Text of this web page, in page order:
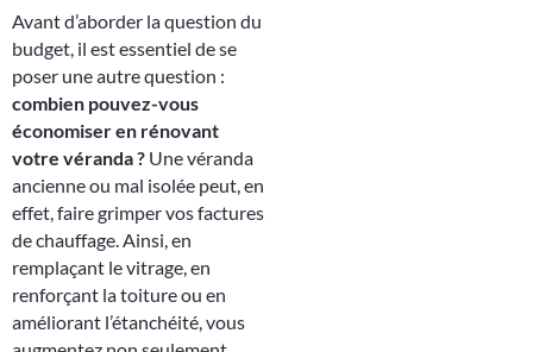
Avant d’aborder la question du
budget, il est essentiel de se
poser une autre question :
combien pouvez-vous
économiser en rénovant
votre véranda ? Une véranda
ancienne ou mal isolée peut, en
effet, faire grimper vos factures
de chauffage. Ainsi, en
remplaçant le vitrage, en
renforçant la toiture ou en
améliorant l’étanchéité, vous